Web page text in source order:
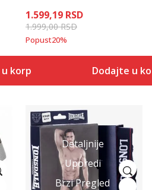
korpu
1.599,19 RSD
1.999,00RSD
Popust20%
Dodajte u
Detaljnije
Uporedi
Brzi Pregled